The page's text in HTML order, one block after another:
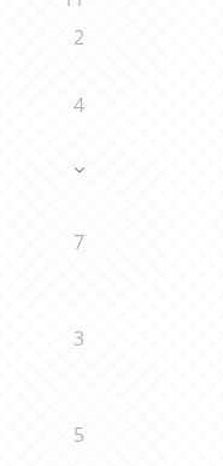
2
4
7
3
5